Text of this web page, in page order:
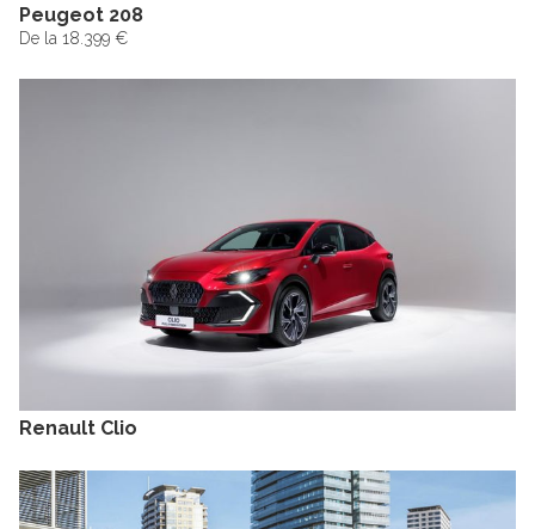
Peugeot 208
De la 18.399 €
Renault Clio